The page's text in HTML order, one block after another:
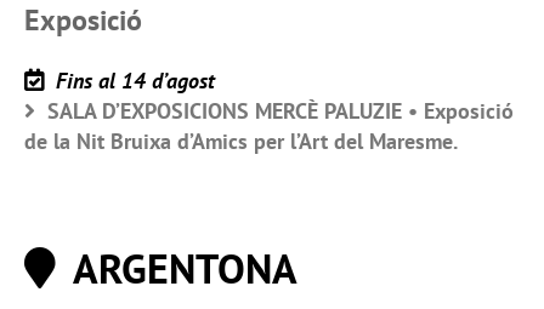
Exposició
Fins al 14 d’agost
SALA D’EXPOSICIONS MERCÈ PALUZIE • Exposició
de la Nit Bruixa d’Amics per l’Art del Maresme.
ARGENTONA